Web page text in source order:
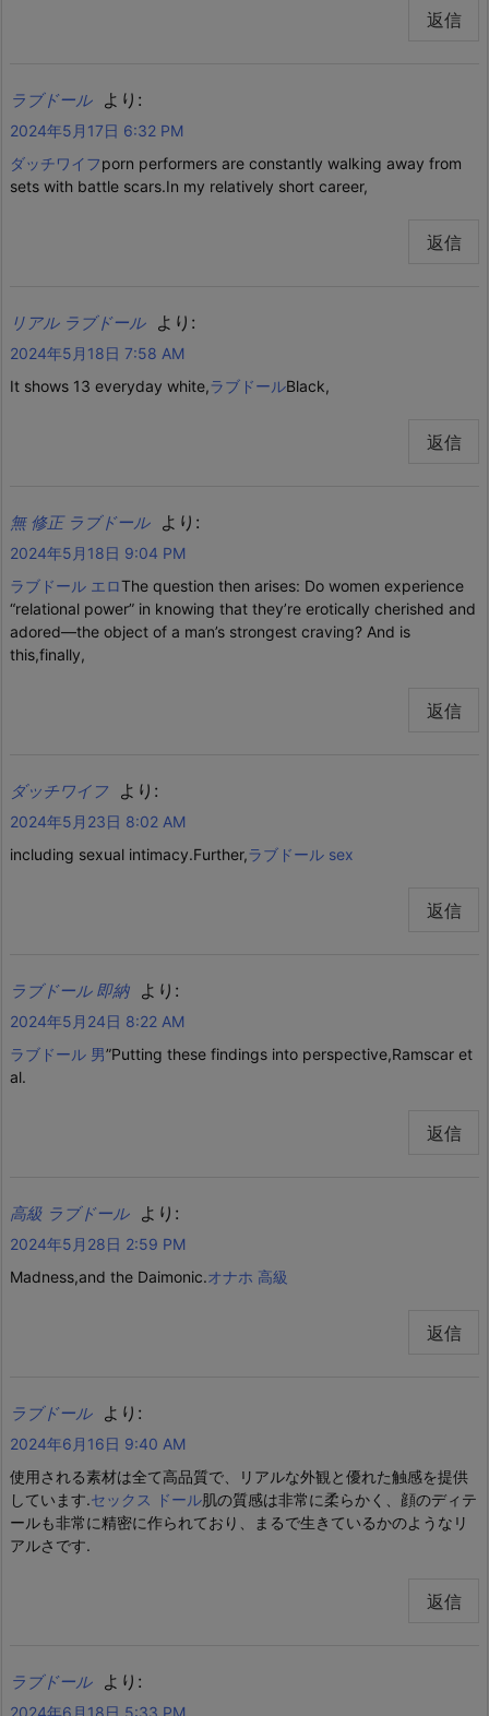
返信
ラブドール より:
2024年5月17日 6:32 PM
ダッチワイフporn performers are constantly walking away from
sets with battle scars.In my relatively short career,
返信
リアル ラブドール より:
2024年5月18日 7:58 AM
It shows 13 everyday white,ラブドールBlack,
返信
無 修正 ラブドール より:
2024年5月18日 9:04 PM
ラブドール エロThe question then arises: Do women experience
“relational power” in knowing that they’re erotically cherished and
adored—the object of a man’s strongest craving? And is
this,finally,
返信
ダッチワイフ より:
2024年5月23日 8:02 AM
including sexual intimacy.Further,ラブドール sex
返信
ラブドール 即納 より:
2024年5月24日 8:22 AM
ラブドール 男”Putting these findings into perspective,Ramscar et
al.
返信
高級 ラブドール より:
2024年5月28日 2:59 PM
Madness,and the Daimonic.オナホ 高級
返信
ラブドール より:
2024年6月16日 9:40 AM
使用される素材は全て高品質で、リアルな外観と優れた触感を提供
しています.セックス ドール肌の質感は非常に柔らかく、顔のディテ
ールも非常に精密に作られており、まるで生きているかのようなリ
アルさです.
返信
ラブドール より: